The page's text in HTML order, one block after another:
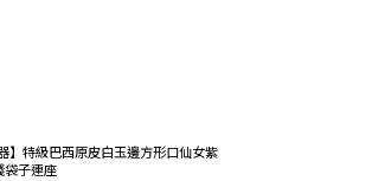
】特級巴西原皮白玉邊方形口仙女紫
袋子連座